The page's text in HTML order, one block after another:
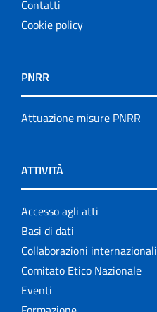
Contatti
Cookie policy
PNRR
Attuazione misure PNRR
ATTIVITÀ
Accesso agli atti
Basi di dati
Collaborazioni internazionali
Comitato Etico Nazionale
Eventi